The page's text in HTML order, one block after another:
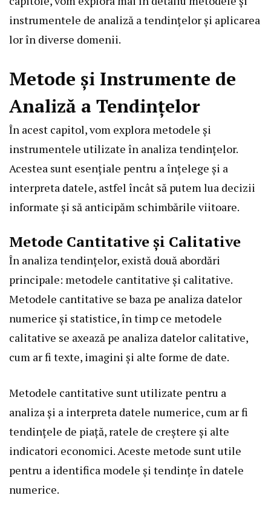
instrumentele de analiză a tendințelor și aplicarea
lor în diverse domenii.
Metode și Instrumente de
Analiză a Tendințelor
În acest capitol, vom explora metodele și
instrumentele utilizate în analiza tendințelor.
Acestea sunt esențiale pentru a înțelege și a
interpreta datele, astfel încât să putem lua decizii
informate și să anticipăm schimbările viitoare.
Metode Cantitative și Calitative
În analiza tendințelor, există două abordări
principale: metodele cantitative și calitative.
Metodele cantitative se baza pe analiza datelor
numerice și statistice, în timp ce metodele
calitative se axează pe analiza datelor calitative,
cum ar fi texte, imagini și alte forme de date.
Metodele cantitative sunt utilizate pentru a
analiza și a interpreta datele numerice, cum ar fi
tendințele de piață, ratele de creștere și alte
indicatori economici. Aceste metode sunt utile
pentru a identifica modele și tendințe în datele
numerice.